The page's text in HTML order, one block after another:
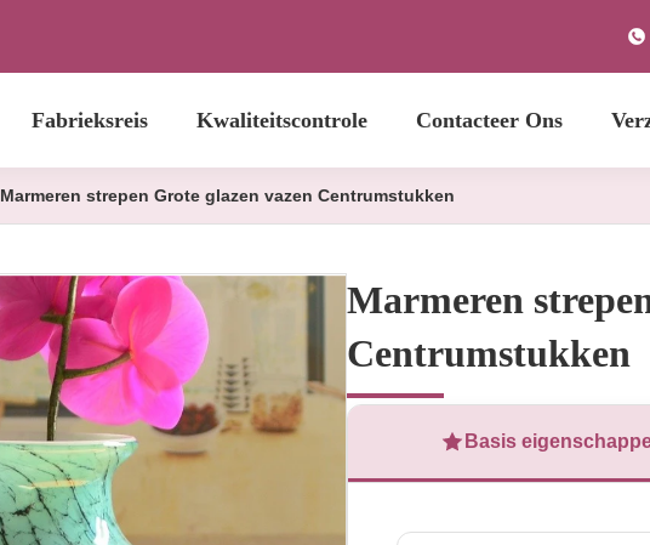
Fabrieksreis Kwaliteitscontrole Contacteer Ons
Marmeren strepen Grote glazen vazen Centrumstukken
Marmeren
Centrumstukken
Basis